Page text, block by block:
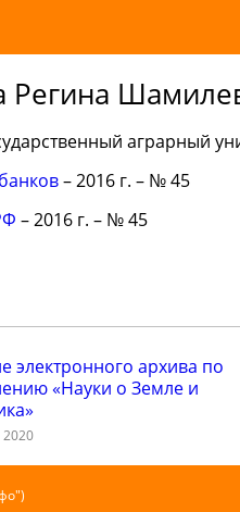
Регина
аграрный
– 2016 г. – № 45
– 2016 г. – № 45
электронного архива по
«Науки о Земле и
2020